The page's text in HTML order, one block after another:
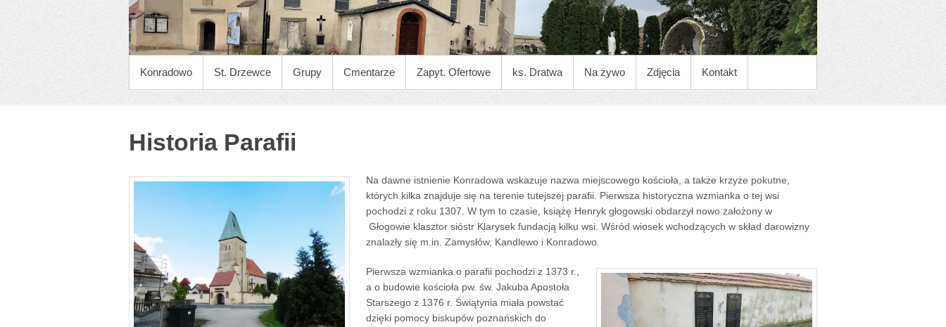
MENU GŁÓWNE
Konradowo St. Drzewce Grupy Cmentarze Zapyt. Ofertowe ks. Dratwa Na żywo Zdjęcia Kontakt
Historia Parafii
Na dawne istnienie Konradowa wskazuje nazwa miejscowego kościoła, a także krzyże pokutne,
których kilka znajduje się na terenie tutejszej parafii. Pierwsza historyczna wzmianka o tej wsi
pochodzi z roku 1307. W tym to czasie, książę Henryk głogowski obdarzył nowo założony w
Głogowie klasztor sióstr Klarysek fundacją kilku wsi. Wśród wiosek wchodzących w skład darowizny
znalazły się m.in. Zamysłów, Kandlewo i Konradowo.
Pierwsza wzmianka o parafii pochodzi z 1373 r.,
a o budowie kościoła pw. św. Jakuba Apostoła
Starszego z 1376 r. Świątynia miała powstać
dzięki pomocy biskupów poznańskich do